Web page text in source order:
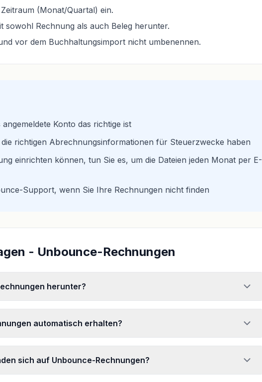
(Monat/Quartal) ein.
sowohl Rechnung als auch Beleg herunter.
vor dem Buchhaltungsimport nicht umbenennen.
Konto das richtige ist
die richtigen Abrechnungsinformationen für Steuerzwecke haben
einrichten können, tun Sie es, um die Dateien jeden Monat per E-
Support, wenn Sie Ihre Rechnungen nicht finden
- Unbounce-Rechnungen
herunter?
automatisch erhalten?
sich auf Unbounce-Rechnungen?